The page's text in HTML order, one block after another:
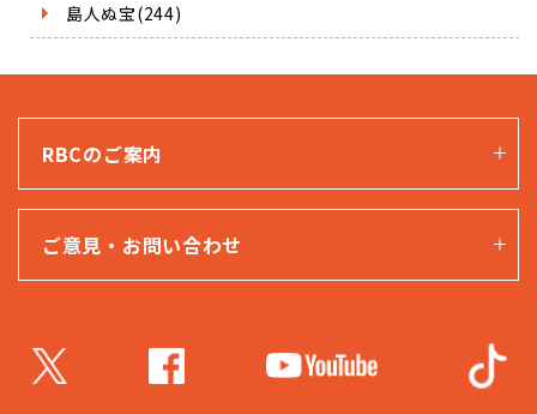
島人ぬ宝(244)
RBCのご案内
ご意見・お問い合わせ